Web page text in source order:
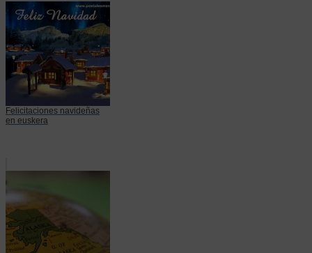
Felicitaciones navideñas
en euskera